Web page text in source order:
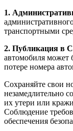
1.
транспортными
2. Публикация в
автомобиля может
потере номера
Сохраняйте свои
незамедлительно
их утери или
Соблюдение
обеспечения